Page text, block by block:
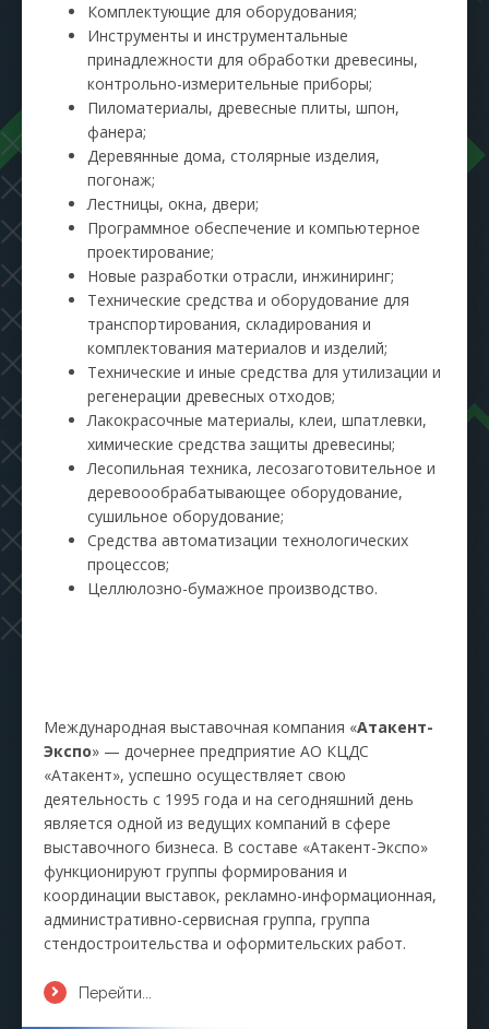
Комплектующие для оборудования;
Инструменты и инструментальные
принадлежности для обработки древесины,
контрольно-измерительные приборы;
Пиломатериалы, древесные плиты, шпон,
фанера;
Деревянные дома, столярные изделия,
погонаж;
Лестницы, окна, двери;
Программное обеспечение и компьютерное
проектирование;
Новые разработки отрасли, инжиниринг;
Технические средства и оборудование для
транспортирования, складирования и
комплектования материалов и изделий;
Технические и иные средства для утилизации и
регенерации древесных отходов;
Лакокрасочные материалы, клеи, шпатлевки,
химические средства защиты древесины;
Лесопильная техника, лесозаготовительное и
деревоообрабатывающее оборудование,
сушильное оборудование;
Средства автоматизации технологических
процессов;
Целлюлозно-бумажное производство.
Международная выставочная компания «Атакент-
Экспо» — дочернее предприятие АО КЦДС
«Атакент», успешно осуществляет свою
деятельность с 1995 года и на сегодняшний день
является одной из ведущих компаний в сфере
выставочного бизнеса. В составе «Атакент-Экспо»
функционируют группы формирования и
координации выставок, рекламно-информационная,
административно-сервисная группа, группа
стендостроительства и оформительских работ.
Перейти...